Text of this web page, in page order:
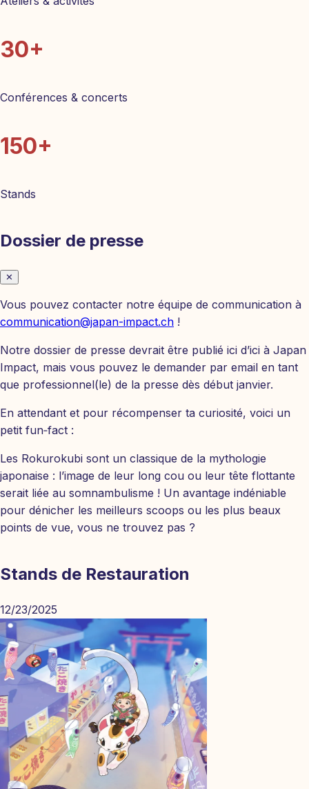
30+
Conférences & concerts
150+
Stands
Dossier de presse
✕
Vous pouvez contacter notre équipe de communication à
communication@japan-impact.ch !
Notre dossier de presse devrait être publié ici d’ici à Japan
Impact, mais vous pouvez le demander par email en tant
que professionnel(le) de la presse dès début janvier.
En attendant et pour récompenser ta curiosité, voici un
petit fun‑fact :
Les Rokurokubi sont un classique de la mythologie
japonaise : l’image de leur long cou ou leur tête flottante
serait liée au somnambulisme ! Un avantage indéniable
pour dénicher les meilleurs scoops ou les plus beaux
points de vue, vous ne trouvez pas ?
Stands de Restauration
12/23/2025